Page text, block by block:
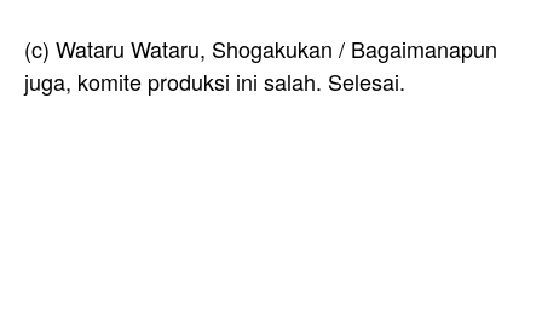
(c) Wataru Wataru, Shogakukan / Bagaimanapun
juga, komite produksi ini salah. Selesai.